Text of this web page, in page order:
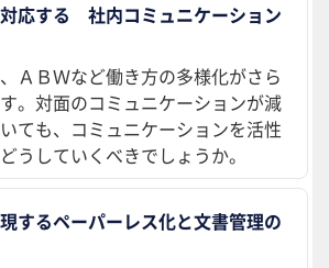
応する 社内コミュニケーション
ＡＢＷなど働き方の多様化がさら
。対面のコミュニケーションが減
ても、コミュニケーションを活性
うしていくべきでしょうか。
するペーパーレス化と文書管理の